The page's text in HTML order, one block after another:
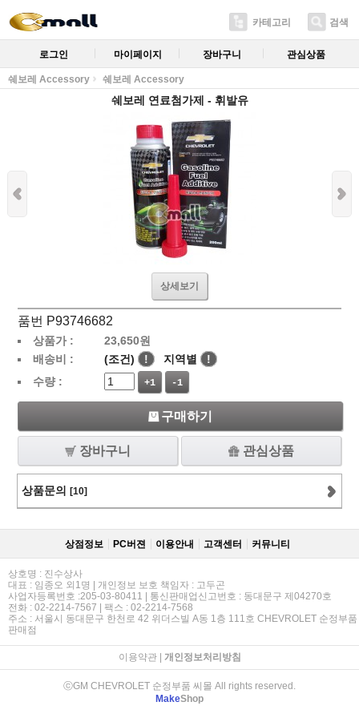
카테고리 검색
로그인 마이페이지 장바구니 관심상품
쉐보레 Accessory 쉐보레 Accessory
쉐보레 연료첨가제 - 휘발유
상세보기
품번 P93746682
상품가 : 23,650원
배송비 :
(조건) ! 지역별
!
수량 :
+1 -1
구매하기
장바구니 관심상품
상품문의 [10]
상점정보 PC버젼 이용안내 고객센터 커뮤니티
상호명 : 진수상사
대표 : 임종오 외1명 | 개인정보 보호 책임자 : 고두곤
사업자등록번호 :205-03-80411 | 통신판매업신고번호 : 동대문구 제04270호
전화 : 02-2214-7567 | 팩스 : 02-2214-7568
주소 : 서울시 동대문구 한천로 42 위더스빌 A동 1층 111호 CHEVROLET 순정부품
판매점
이용약관| 개인정보처리방침
ⓒGM CHEVROLET 순정부품 씨몰 All rights reserved.
MakeShop